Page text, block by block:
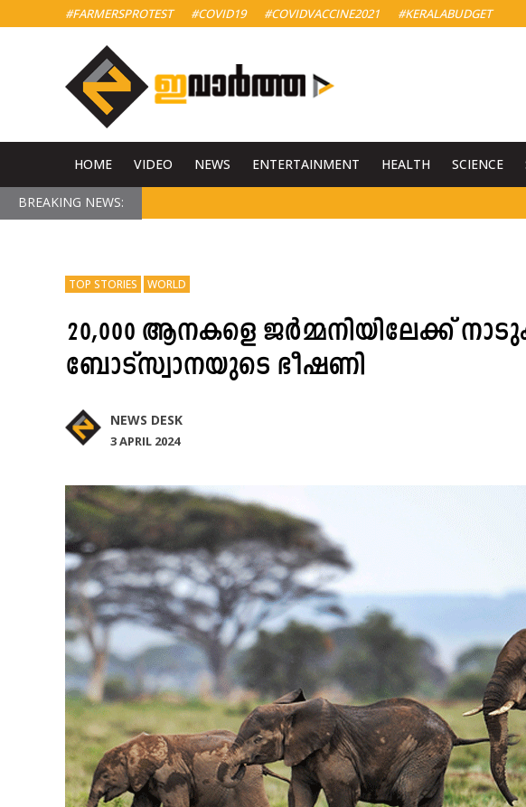
#FARMERSPROTEST #COVID19 #COVIDVACCINE2021 #KERALABUDGET
HOME VIDEO NEWS ENTERTAINMENT HEALTH SCIENCE
BREAKING NEWS:
TOP STORIES WORLD
20,000 ആനകളെ ജർമ്മനിയിലേക്ക്
ബോട്സ്വാനയുടെ ഭീഷണി
NEWS DESK
3 APRIL 2024